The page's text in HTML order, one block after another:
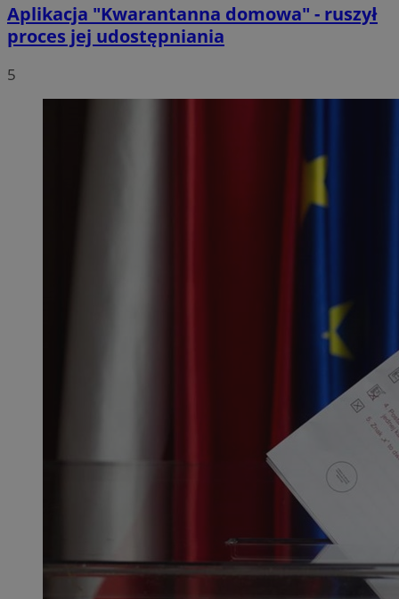
Aplikacja "Kwarantanna domowa" - ruszył
proces jej udostępniania
5